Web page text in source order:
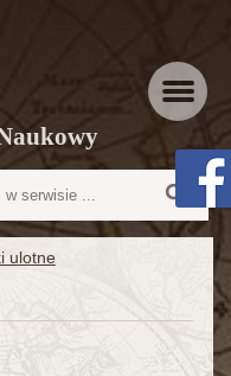
ulotne